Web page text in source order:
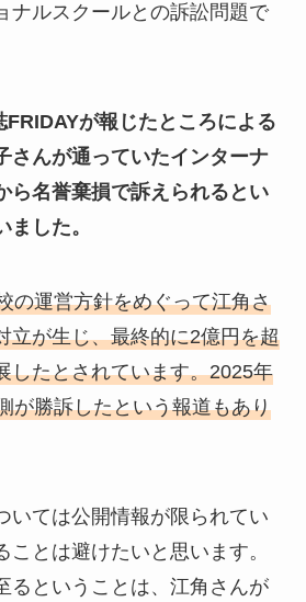
ナルスクールとの訴訟問題で
が報じたところによる
さんが通っていたインターナ
ら名誉棄損で訴えられるとい
ました。
の運営方針をめぐって江角さ
立が生じ、最終的に2億円を超
したとされています。2025年
が勝訴したという報道もあり
いては公開情報が限られてい
ことは避けたいと思います。
るということは、江角さんが